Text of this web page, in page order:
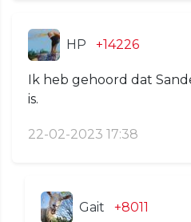
HP +14226
Ik heb gehoord dat
is.
22-02-2023 17:38
Gait +8011